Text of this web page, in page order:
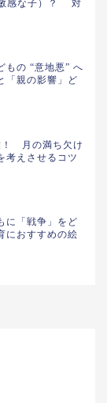
感な子）？ 対
もの “意地悪” へ
「親の影響」ど
！ 月の満ち欠け
考えさせるコツ
に「戦争」をど
におすすめの絵